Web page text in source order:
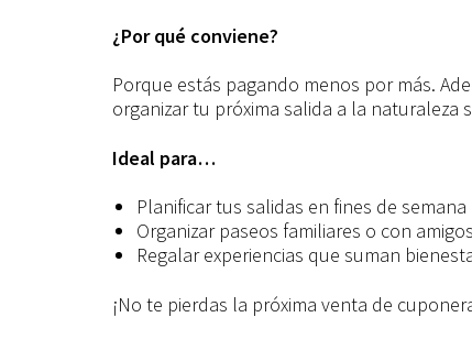
¿Por qué conviene?
Porque estás pagando menos por más.
organizar tu próxima salida a la
Ideal para…
Planificar tus salidas en fines de
Organizar paseos familiares o con
Regalar experiencias que suman
¡No te pierdas la próxima venta de